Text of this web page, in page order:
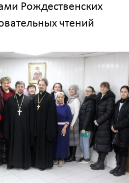
Рождественских
чтений